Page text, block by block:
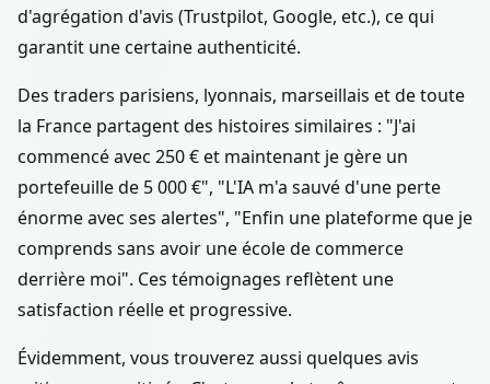
d'agrégation d'avis (Trustpilot, Google, etc.), ce qui
garantit une certaine authenticité.
Des traders parisiens, lyonnais, marseillais et de toute
la France partagent des histoires similaires : "J'ai
commencé avec 250 € et maintenant je gère un
portefeuille de 5 000 €", "L'IA m'a sauvé d'une perte
énorme avec ses alertes", "Enfin une plateforme que je
comprends sans avoir une école de commerce
derrière moi". Ces témoignages reflètent une
satisfaction réelle et progressive.
Évidemment, vous trouverez aussi quelques avis